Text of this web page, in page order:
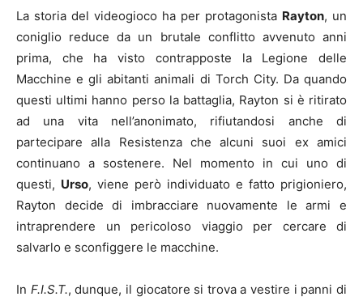
La storia del videogioco ha per protagonista Rayton, un
coniglio reduce da un brutale conflitto avvenuto anni
prima, che ha visto contrapposte la Legione delle
Macchine e gli abitanti animali di Torch City. Da quando
questi ultimi hanno perso la battaglia, Rayton si è ritirato
ad una vita nell’anonimato, rifiutandosi anche di
partecipare alla Resistenza che alcuni suoi ex amici
continuano a sostenere. Nel momento in cui uno di
questi, Urso, viene però individuato e fatto prigioniero,
Rayton decide di imbracciare nuovamente le armi e
intraprendere un pericoloso viaggio per cercare di
salvarlo e sconfiggere le macchine.
In F.I.S.T., dunque, il giocatore si trova a vestire i panni di